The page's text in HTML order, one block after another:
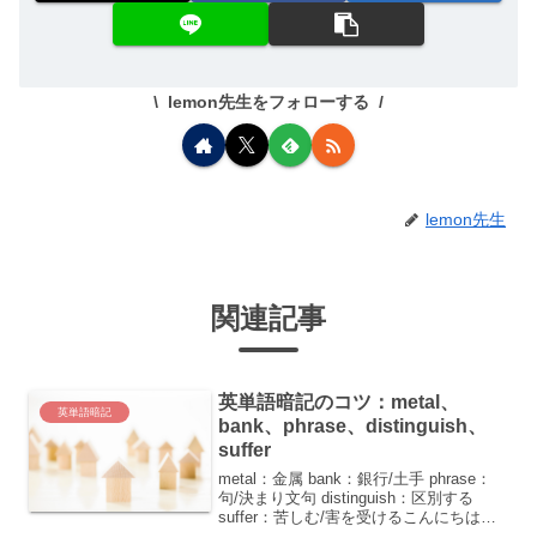
lemon先生をフォローする
lemon先生
関連記事
英単語暗記
英単語暗記のコツ：metal、
bank、phrase、distinguish、
suffer
metal：金属 bank：銀行/土手 phrase：
句/決まり文句 distinguish：区別する
suffer：苦しむ/害を受けるこんにちは、